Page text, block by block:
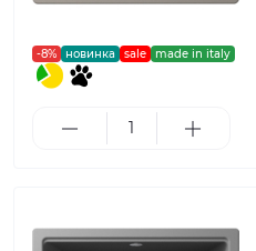
-8% новинка sale made in italy